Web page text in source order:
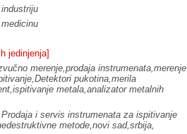
jedinjenja]
merenje,prodaja instrumenata,merenje
pukotina,merila
metala,analizator metalnih
Prodaja i servis instrumenata za ispitivanje
metode,novi sad,srbija,